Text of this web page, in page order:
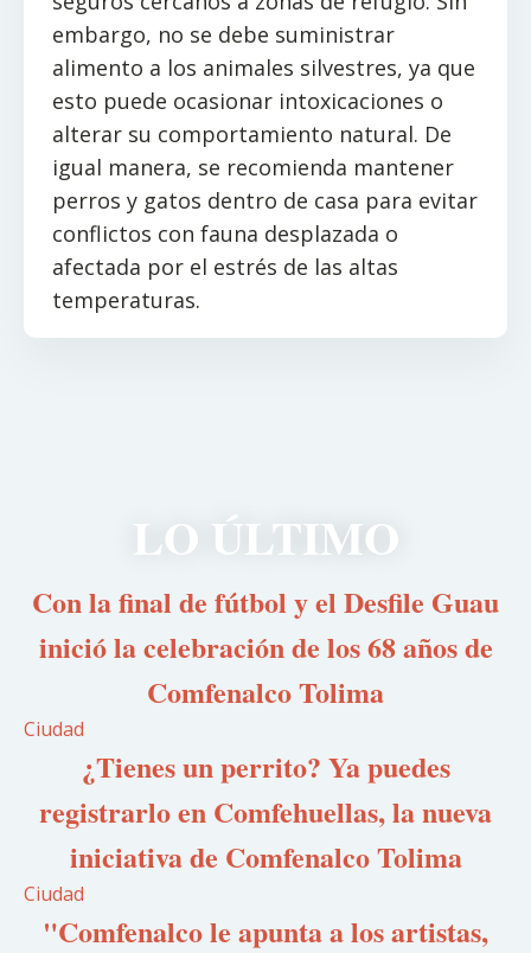
embargo, no se debe suministrar
alimento a los animales silvestres, ya que
esto puede ocasionar intoxicaciones o
alterar su comportamiento natural. De
igual manera, se recomienda mantener
perros y gatos dentro de casa para evitar
conflictos con fauna desplazada o
afectada por el estrés de las altas
temperaturas.
LO ÚLTIMO
Con la final de fútbol y el Desfile Guau
inició la celebración de los 68 años de
Comfenalco Tolima
Ciudad
¿Tienes un perrito? Ya puedes
registrarlo en Comfehuellas, la nueva
iniciativa de Comfenalco Tolima
Ciudad
"Comfenalco le apunta a los artistas,